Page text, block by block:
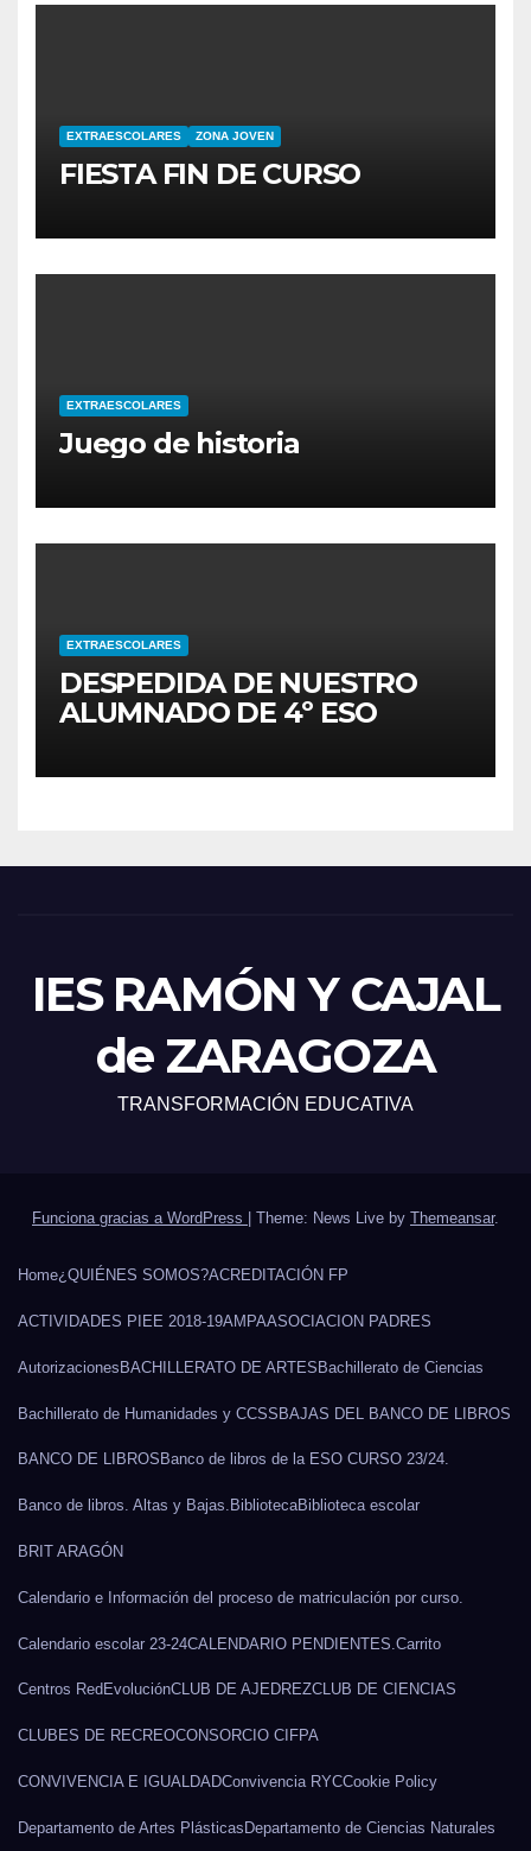
EXTRAESCOLARES ZONA JOVEN
FIESTA FIN DE CURSO
EXTRAESCOLARES
Juego de historia
EXTRAESCOLARES
DESPEDIDA DE NUESTRO
ALUMNADO DE 4º ESO
IES RAMÓN Y CAJAL
de ZARAGOZA
TRANSFORMACIÓN EDUCATIVA
Funciona gracias a WordPress Theme: News Live by Themeansar.
Home¿QUIÉNES SOMOS?ACREDITACIÓN FP
ACTIVIDADES PIEE 2018-19AMPAASOCIACION PADRES
Autorizaciones BACHILLERATO DE ARTES Bachillerato de Ciencias
Bachillerato de Humanidades y CCSSBAJAS DEL BANCO DE LIBROS
BANCO DE LIBROS Banco de libros de la ESO CURSO 23/24.
Banco de libros. Altas y Bajas. BibliotecaBiblioteca escolar
BRIT ARAGÓN
Calendario e Información del proceso de matriculación por curso.
Calendario escolar 23-24CALENDARIO PENDIENTES. Carrito
Centros RedEvoluciónCLUB DE AJEDREZCLUB DE CIENCIAS
CLUBES DE RECREOCONSORCIO CIFPA
CONVIVENCIA E IGUALDADConvivencia RYCCookie Policy
Departamento de Artes PlásticasDepartamento de Ciencias Naturales